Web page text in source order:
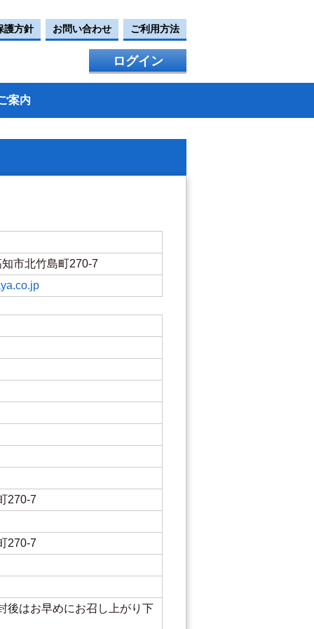
護方針 お問い合わせ ご利用方法
ログイン
案内
市北竹島町270-7
270-7
270-7
後はお早めにお召し上がり下